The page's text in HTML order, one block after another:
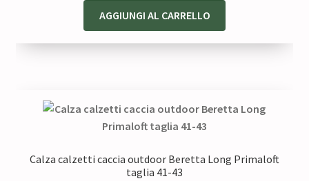
AGGIUNGI AL CARRELLO
Calza calzetti caccia outdoor Beretta Long Primaloft
taglia 41-43